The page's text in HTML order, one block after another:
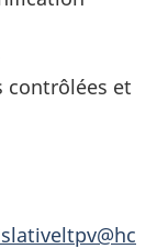
contrôlées et